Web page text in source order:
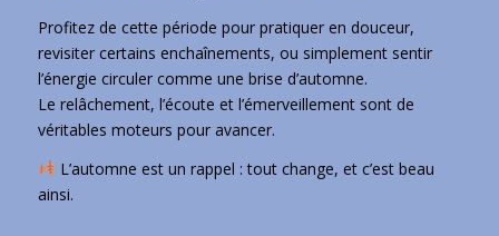
Profitez de cette période pour pratiquer en douceur,
revisiter certains enchaînements, ou simplement sentir
l’énergie circuler comme une brise d’automne.
Le relâchement, l’écoute et l’émerveillement sont de
véritables moteurs pour avancer.
L’automne est un rappel : tout change, et c’est beau
ainsi.